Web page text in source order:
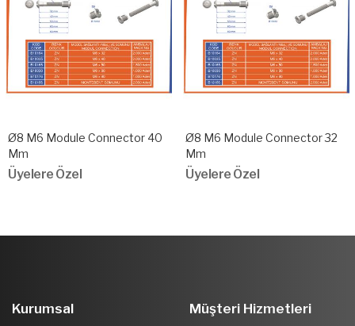
Ø8 M6 Module Connector 40
Mm
Üyelere Özel
Ø8 M6 Module Connector 32
Mm
Üyelere Özel
Kurumsal Müşteri Hizmetleri